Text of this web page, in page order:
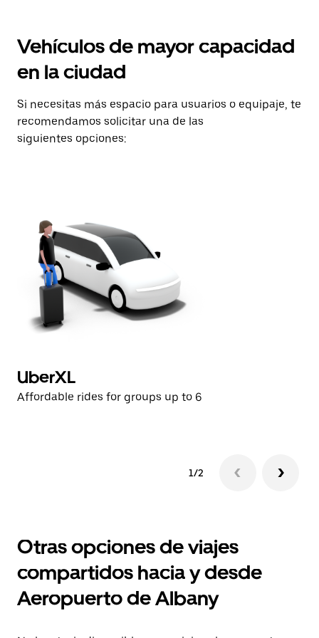
Vehículos de mayor capacidad
en la ciudad
Si necesitas más espacio para usuarios o equipaje, te
recomendamos solicitar una de las
siguientes opciones:
UberXL
Affordable rides for groups up to 6
1/2
Otras opciones de viajes
compartidos hacia y desde
Aeropuerto de Albany